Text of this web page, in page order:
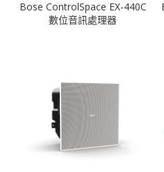
Bose ControlSpace EX-440C
數位音訊處理器